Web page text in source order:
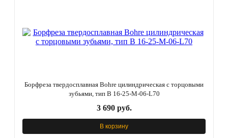
Борфреза твердосплавная Bohre цилиндрическая с торцовыми
зубьями, тип В 16-25-М-06-L70
3 690 руб.
В корзину